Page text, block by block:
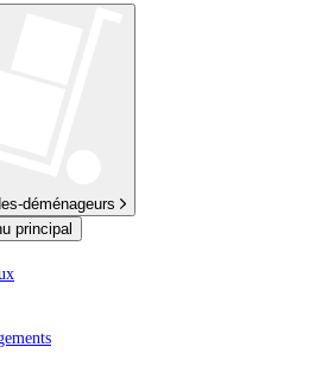
déménageurs
principal